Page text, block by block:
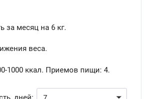
за месяц на 6 кг.
веса.
1000 ккал. Приемов пищи: 4.